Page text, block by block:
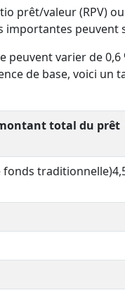
prêt/valeur (RPV)
peuvent
peuvent varier de
de base, voici un
total du prêt
fonds